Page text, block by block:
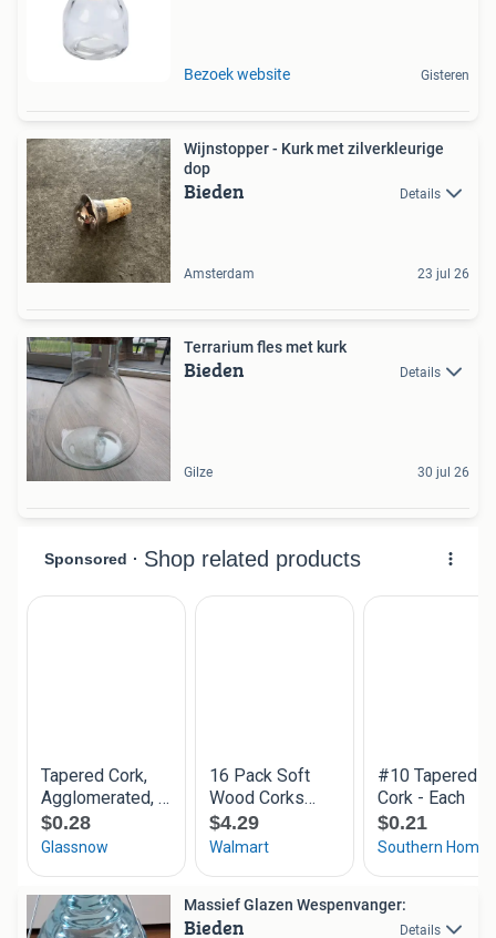
Bezoek website Gisteren
Wijnstopper - Kurk met zilverkleurige
dop
Bieden Details
Amsterdam 23 jul 26
Terrarium fles met kurk
Bieden Details
Gilze 30 jul 26
Massief Glazen Wespenvanger:
Bieden Details